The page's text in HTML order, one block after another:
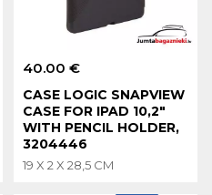
40.00 €
CASE LOGIC SNAPVIEW
CASE FOR IPAD 10,2"
WITH PENCIL HOLDER,
3204446
19 X 2 X 28,5 CM